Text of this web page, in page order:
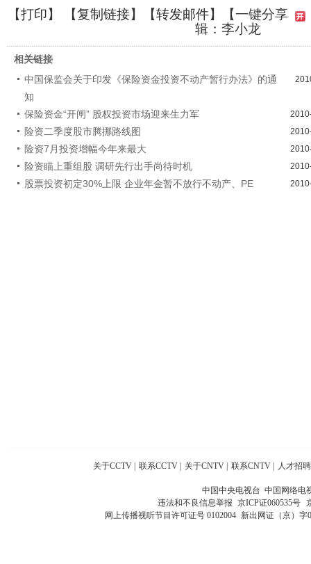
【打印】 【复制链接】【转发邮件】
【一键分享
辑：李小龙
相关链接
中国保监会关于印发《保险资金投资不动产暂行办法》的通
知
保险资金“开闸” 股权投资市场迎来生力军
险资二季度股市腾挪路线图
险资7月投资增幅今年来最大
险资瞄上重组股 调研先行出手尚待时机
股票投资初定30%上限 企业年金暂不放行不动产、PE
关于CCTV 联系CCTV 关于CNTV 联系CNTV 人才招聘
中国中央电视台 中国网络电
违法和不良信息举报 京ICP证060535号
网上传播视听节目许可证号 0102004 新出网证（京）